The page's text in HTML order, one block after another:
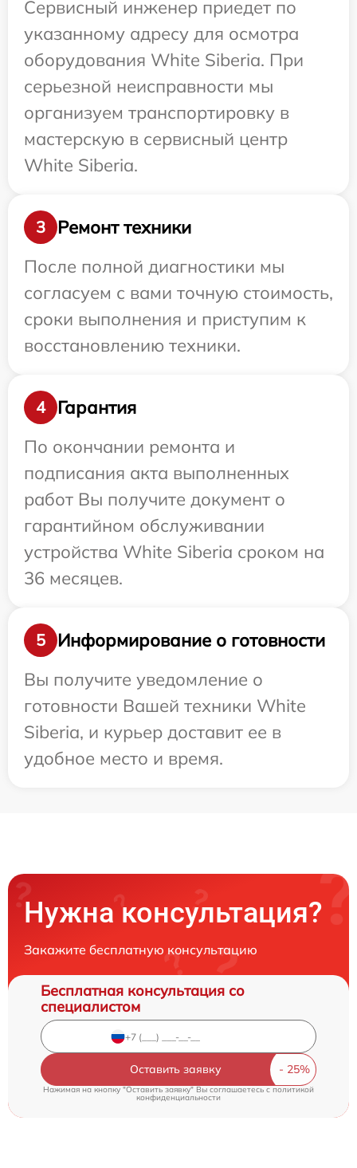
Сервисный инженер приедет по
указанному адресу для осмотра
оборудования White Siberia. При
серьезной неисправности мы
организуем транспортировку в
мастерскую в сервисный центр
White Siberia.
3
Ремонт техники
После полной диагностики мы
согласуем с вами точную стоимость,
сроки выполнения и приступим к
восстановлению техники.
4
Гарантия
По окончании ремонта и
подписания акта выполненных
работ Вы получите документ о
гарантийном обслуживании
устройства White Siberia сроком на
36 месяцев.
5
Информирование о готовности
Вы получите уведомление о
готовности Вашей техники White
Siberia, и курьер доставит ее в
удобное место и время.
Нужна консультация?
Закажите бесплатную консультацию
Бесплатная консультация со
специалистом
Оставить заявку
Нажимая на кнопку "Оставить заявку" Вы соглашаетесь cполитикой
конфиденциальности